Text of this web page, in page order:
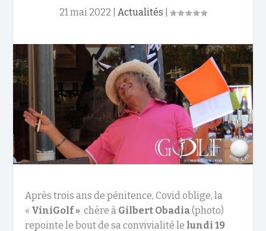
21 mai 2022 Actualités
Après trois ans de pénitence, Covid oblige, la
« ViniGolf » chère à Gilbert Obadia(photo)
repointe le bout de sa convivialité le lundi 19